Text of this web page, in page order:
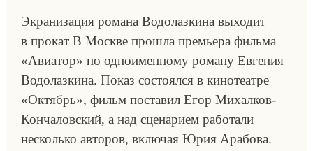
Экранизация романа Водолазкина выходит
в прокат В Москве прошла премьера фильма
«Авиатор» по одноименному роману Евгения
Водолазкина. Показ состоялся в кинотеатре
«Октябрь», фильм поставил Егор Михалков-
Кончаловский, а над сценарием работали
несколько авторов, включая Юрия Арабова.